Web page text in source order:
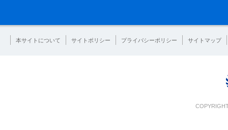
本サイトについて サイトポリシー プライバシーポリシー サイトマップ